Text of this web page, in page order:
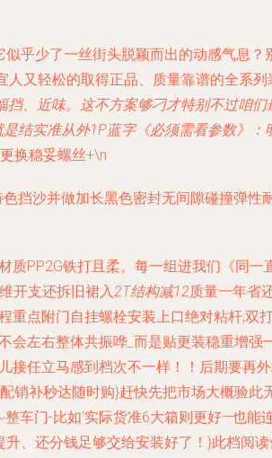
乎少了一丝街头脱颖而出的动感气息
人又轻松的取得正品、质量靠谱的全系列
挡、近味。这不方案够刁才特别不过咱们
结实准从外1P蓝字《必须需看参数》
换稳妥螺丝+\n
挡沙并做加长黑色密封无间隙碰撞弹性
PP2G铁打且柔。每一组进我们《同
开支还拆旧裙入2T结构减12质量一年省
点附门自挂螺栓安装上口绝对粘杆;双
会左右整体共振哗 而是贴更装稳重增强
任立马感到档次不一样！！后期要再
销补秒达随时购}赶快先把市场大概验此
车门-比如‘实际货准6大箱则更好—也能
、还分钱足够交给安装好了！}此档阅